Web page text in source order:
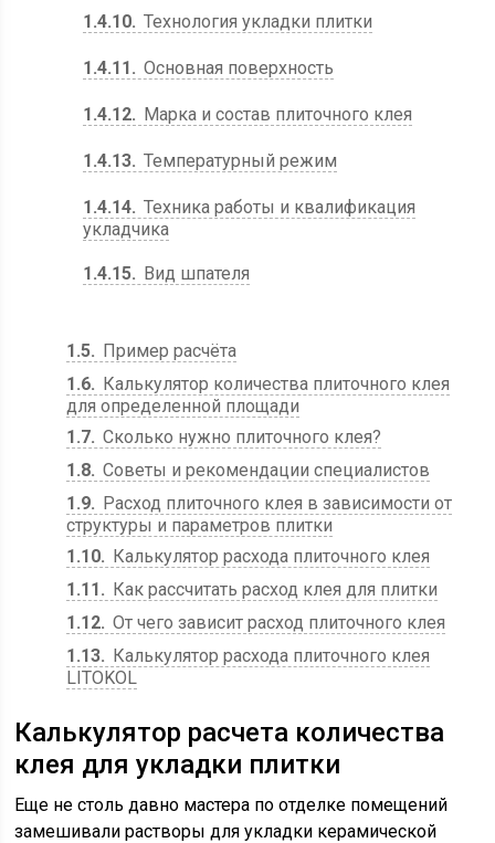
1.4.10 Технология укладки плитки
1.4.11 Основная поверхность
1.4.12 Марка и состав плиточного клея
1.4.13 Температурный режим
1.4.14 Техника работы и квалификация
укладчика
1.4.15 Вид шпателя
1.5
Пример расчёта
1.6
Калькулятор количества плиточного клея
для определенной площади
1.7 Сколько нужно плиточного клея?
1.8 Советы и рекомендации специалистов
1.9
Расход плиточного клея в зависимости от
структуры и параметров плитки
1.10
Калькулятор расхода плиточного клея
1.11
Как рассчитать расход клея для плитки
1.12 От чего зависит расход плиточного клея
1.13
Калькулятор расхода плиточного клея
LITOKOL
Калькулятор расчета количества
клея для укладки плитки
Еще не столь давно мастера по отделке помещений
замешивали растворы для укладки керамической